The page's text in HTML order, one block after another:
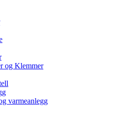
og Klemmer
varmeanlegg